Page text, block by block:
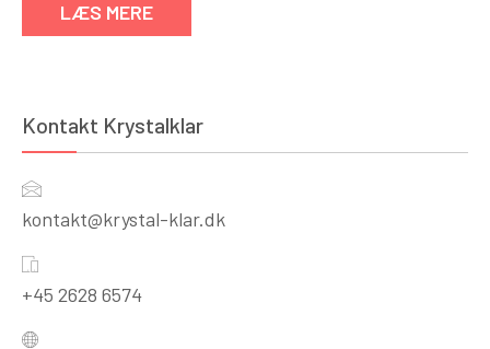
LÆS MERE
Kontakt Krystalklar
kontakt@krystal-klar.dk
+45 2628 6574